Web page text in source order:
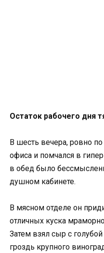
Остаток рабочего дня
В шесть вечера, ровно
офиса и помчался в
в обед было
душном кабинете.
В мясном отделе он
отличных куска
Затем взял сыр с
гроздь крупного